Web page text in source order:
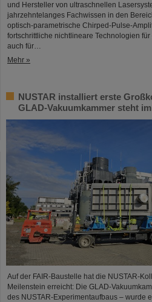
und Hersteller von ultraschnellen
jahrzehntelanges Fachwissen in den
optisch-parametrische Chirped-Pulse-
fortschrittliche nichtlineare Technologien
auch für…
Mehr »
NUSTAR installiert erste
GLAD-Vakuumkammer steht
Auf der FAIR-Baustelle hat die NUSTAR-
Meilenstein erreicht: Die GLAD-
des NUSTAR-Experimentaufbaus – wurde